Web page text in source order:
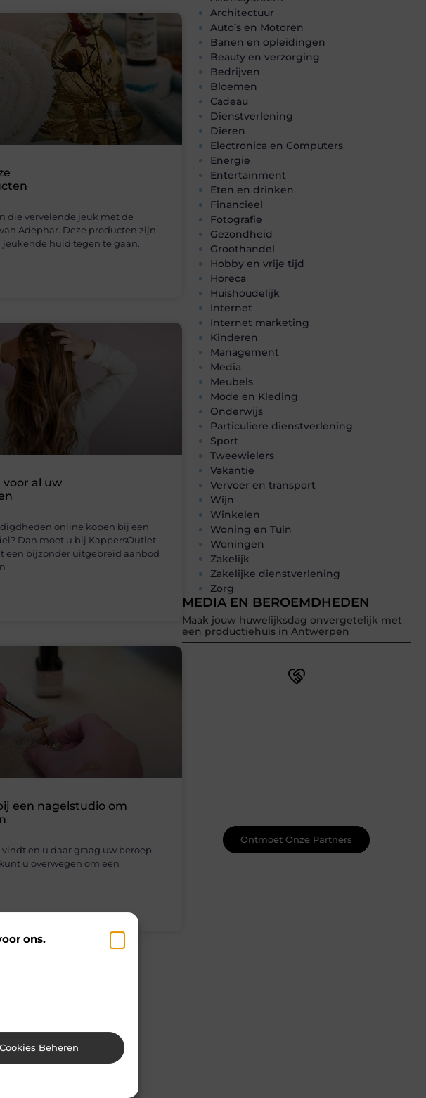
ons.
Cookies Beheren
Architectuur
Auto’s en Motoren
Banen en opleidingen
Beauty en verzorging
Bedrijven
Bloemen
Cadeau
Dienstverlening
Dieren
Electronica en Computers
Energie
Entertainment
Eten en drinken
Financieel
Fotografie
Gezondheid
Groothandel
Hobby en vrije tijd
Horeca
Huishoudelijk
Internet
Internet marketing
Kinderen
Management
Media
Meubels
Mode en Kleding
Onderwijs
Particuliere dienstverlening
Sport
Tweewielers
Vakantie
Vervoer en transport
Wijn
Winkelen
Woning en Tuin
Woningen
Zakelijk
Zakelijke dienstverlening
Zorg
MEDIA EN BEROEMDHEDEN
Maak jouw huwelijksdag onvergetelijk met
een productiehuis in Antwerpen
Ontmoet Onze Partners
die vervelende jeuk met de
Adephar. Deze producten zijn
huid tegen te gaan.
al uw
online kopen bij een
Dan moet u bij KappersOutlet
een bijzonder uitgebreid aanbod
een nagelstudio om
en u daar graag uw beroep
u overwegen om een